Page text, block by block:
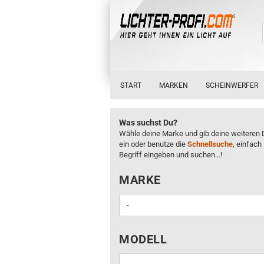
START MARKEN SCHEINWERFER
Was suchst Du?
Wähle deine Marke und gib deine weiteren
ein oder benutze die Schnellsuche, einfach
Begriff eingeben und suchen...!
MARKE
MARKE
MODELL
MODELL